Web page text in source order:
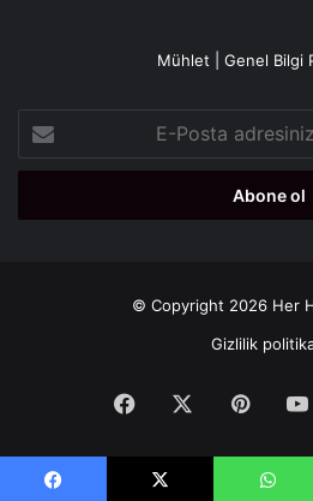
Mühlet | Genel Bilgi
Posta
adresinizi
© Copyright 2026 Her
Gizlilik
Facebook